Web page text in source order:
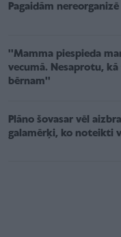
Pagaidām
''Mamma piespieda
vecumā. Nesaprotu,
bērnam''
Plāno šovasar vēl
galamērķi, ko noteikti